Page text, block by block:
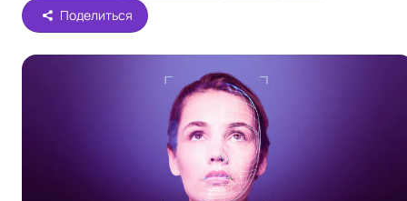
Поделиться